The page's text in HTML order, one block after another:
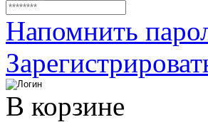
Напомнить
В корзине